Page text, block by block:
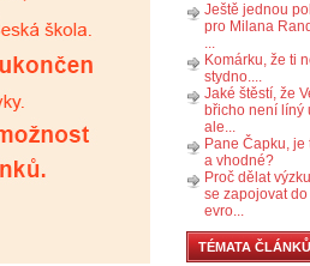
Ještě jednou
pro Milana
...
Komárku, že ti
stydno....
Jaké štěstí, že
břicho není líný
ale...
Pane Čapku, je
a vhodné?
Proč dělat
se zapojovat do
evro...
TÉMATA ČLÁNKŮ